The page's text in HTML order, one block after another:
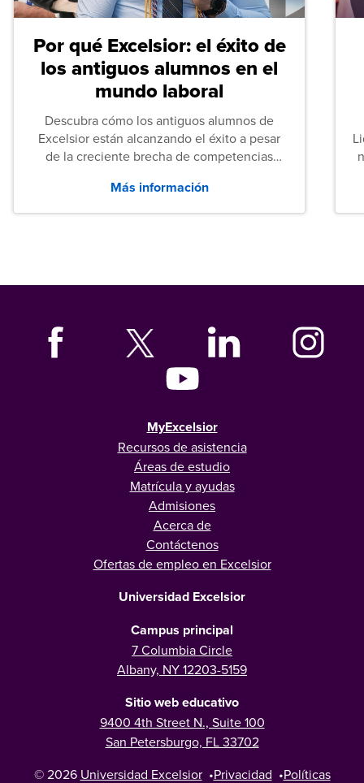
Por qué Excelsior: el éxito de
los antiguos alumnos en el
mundo laboral
Descubra cómo los antiguos alumnos de
Excelsior están alcanzando el éxito a pesar
de la creciente brecha de competencias
tanto las empresas como los recién
graduados en todo Estados Unidos.
Más información
MyExcelsior
Recursos de asistencia
Áreas de estudio
Matrícula y ayudas
Admisiones
Acerca de
Contáctenos
Ofertas de empleo en Excelsior
Universidad Excelsior
Campus principal
7 Columbia Circle
Albany, NY 12203-5159
Sitio web educativo
9400 4th Street N., Suite 100
San Petersburgo, FL 33702
© 2026 Universidad Excelsior •Privacidad •Políticas